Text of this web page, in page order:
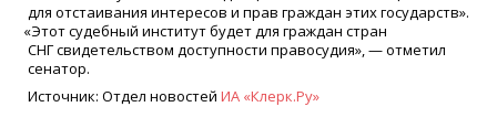
для отстаивания интересов и прав граждан этих государств».
«Этот судебный институт будет для граждан стран
СНГ свидетельством доступности правосудия», — отметил
сенатор.
Источник: Отдел новостей ИА «Клерк.Ру»